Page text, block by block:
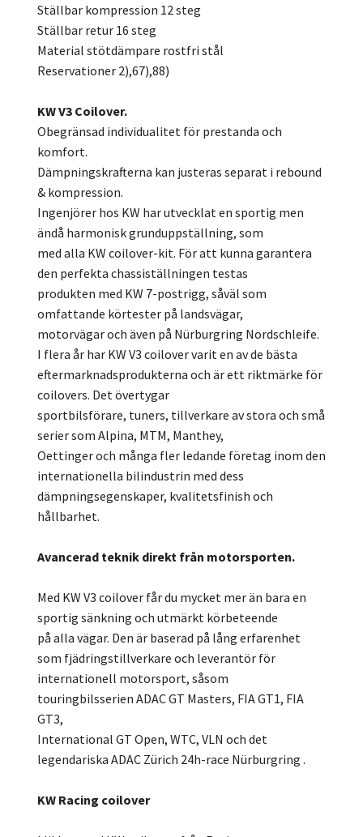
Ställbar kompression 12 steg
Ställbar retur 16 steg
Material stötdämpare rostfri stål
Reservationer 2),67),88)
KW V3 Coilover.
Obegränsad individualitet för prestanda och
komfort.
Dämpningskrafterna kan justeras separat i rebound
& kompression.
Ingenjörer hos KW har utvecklat en sportig men
ändå harmonisk grunduppställning, som
med alla KW coilover-kit. För att kunna garantera
den perfekta chassiställningen testas
produkten med KW 7-postrigg, såväl som
omfattande körtester på landsvägar,
motorvägar och även på Nürburgring Nordschleife.
I flera år har KW V3 coilover varit en av de bästa
eftermarknadsprodukterna och är ett riktmärke för
coilovers. Det övertygar
sportbilsförare, tuners, tillverkare av stora och små
serier som Alpina, MTM, Manthey,
Oettinger och många fler ledande företag inom den
internationella bilindustrin med dess
dämpningsegenskaper, kvalitetsfinish och
hållbarhet.
Avancerad teknik direkt från motorsporten.
Med KW V3 coilover får du mycket mer än bara en
sportig sänkning och utmärkt körbeteende
på alla vägar. Den är baserad på lång erfarenhet
som fjädringstillverkare och leverantör för
internationell motorsport, såsom
touringbilsserien ADAC GT Masters, FIA GT1, FIA
GT3,
International GT Open, WTC, VLN och det
legendariska ADAC Zürich 24h-race Nürburgring .
KW Racing coilover